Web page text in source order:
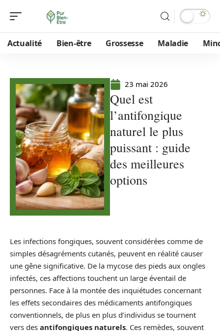
Actualité Bien-être Grossesse Maladie
23 mai 2026
Quel est
l’antifongique
naturel le plus
puissant : guide
des meilleures
options
Les infections fongiques, souvent considérées comme de
simples désagréments cutanés, peuvent en réalité causer
une gêne significative. De la mycose des pieds aux ongles
infectés, ces affections touchent un large éventail de
personnes. Face à la montée des inquiétudes concernant
les effets secondaires des médicaments antifongiques
conventionnels, de plus en plus d’individus se tournent
vers des antifongiques naturels. Ces remèdes, souvent